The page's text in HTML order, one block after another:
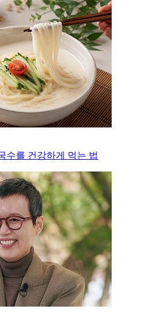
수를 건강하게 먹는 법